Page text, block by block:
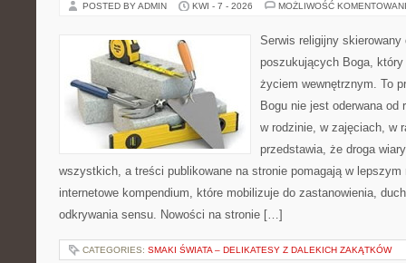
POSTED BY ADMIN KWI - 7 - 2026 MOŻLIWOŚĆ
Serwis religijny
poszukujących Boga,
życiem wewnętrznym. To
Bogu nie jest oderwana
w rodzinie, w zajęciach, w
przedstawia, że droga
wszystkich, a treści publikowane na stronie pomagają w lepszym
internetowe kompendium, które mobilizuje do zastanowienia,
odkrywania sensu. Nowości na stronie […]
CATEGORIES: SMAKI ŚWIATA – DELIKATESY Z DALEKICH ZAKĄTKÓW